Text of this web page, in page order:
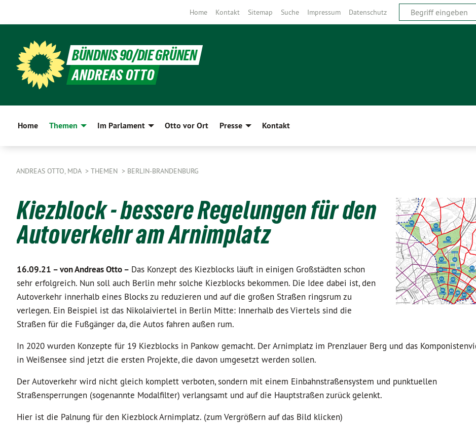
Home Kontakt Sitemap Suche Impressum Datenschutz
BÜNDNIS 90/DIE GRÜNEN
ANDREAS OTTO
Home Themen Im Parlament Otto vor Ort Presse Kontakt
ANDREAS OTTO, MDA THEMEN BERLIN-BRANDENBURG
Kiezblock - bessere Regelungen für den
Autoverkehr am Arnimplatz
16.09.21 –von Andreas Otto – Das Konzept des Kiezblocks läuft in einigen Großstädten schon
sehr erfolgreich. Nun soll auch Berlin mehr solche Kiezblocks bekommen. Die Idee dabei ist, den
Autoverkehr innerhalb eines Blocks zu reduzieren und auf die großen Straßen ringsrum zu
verlegen. Ein Beispiel ist das Nikolaiviertel in Berlin Mitte: Innerhalb des Viertels sind die
Straßen für die Fußgänger da, die Autos fahren außen rum.
In 2020 wurden Konzepte für 19 Kiezblocks in Pankow gemacht. Der Arnimplatz im Prenzlauer Berg und das
in Weißensee sind jetzt die ersten Projekte, die davon umgesetzt werden sollen.
Der Autoverkehr wird nicht gleich komplett verboten, sondern mit einem Einbahnstraßensystem und punktuellen
Straßensperrungen (sogenannte Modalfilter) verlangsamt und auf die Hauptstraßen zurück gelenkt.
Hier ist die Palnung für den Kiezblock Arnimplatz. (zum Vergrößern auf das Bild klicken)